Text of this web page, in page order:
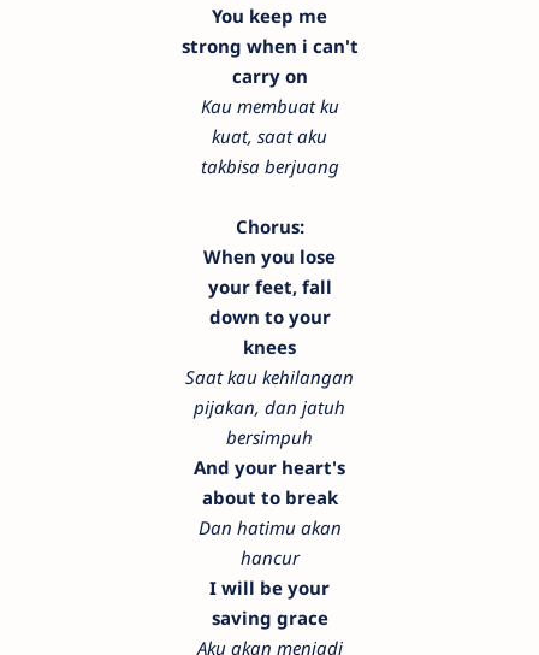
You keep me
strong when i can't
carry on
Kau membuat ku
kuat, saat aku
takbisa berjuang
Chorus:
When you lose
your feet, fall
down to your
knees
Saat kau kehilangan
pijakan, dan jatuh
bersimpuh
And your heart's
about to break
Dan hatimu akan
hancur
I will be your
saving grace
Aku akan menjadi